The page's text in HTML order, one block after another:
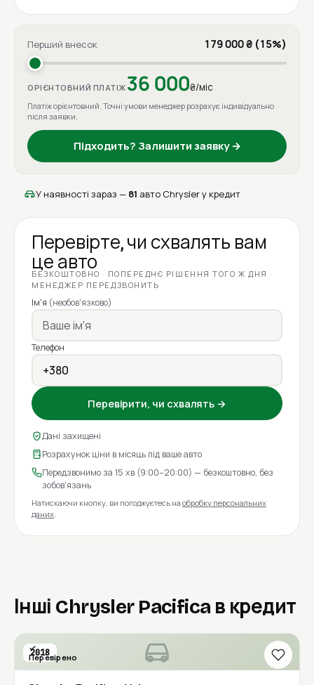
Перший внесок 179 000 ₴ (15%)
ОРІЄНТОВНИЙ ПЛАТІЖ36 000₴/міс
Платіж орієнтовний. Точні умови менеджер розрахує індивідуально
після заявки.
Підходить? Залишити заявку →
У наявності зараз — 81 авто Chrysler у кредит
Перевірте, чи схвалять вам
це авто
БЕЗКОШТОВНО · ПОПЕРЕДНЄ РІШЕННЯ ТОГО Ж ДНЯ ·
МЕНЕДЖЕР ПЕРЕДЗВОНИТЬ
Ім'я (необов'язково)
Телефон
Перевірити, чи схвалять →
Дані захищені
Розрахунок ціни в місяць під ваше авто
Передзвонимо за 15 хв (9:00–20:00) — безкоштовно, без
зобов'язань
Натискаючи кнопку, ви погоджуєтесь на обробку персональних
даних.
Інші Chrysler Pacifica в кредит
2018
Перевірено